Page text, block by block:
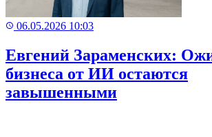
06.05.2026 10:03
Евгений Зараменских:
бизнеса от ИИ остаются
завышенными